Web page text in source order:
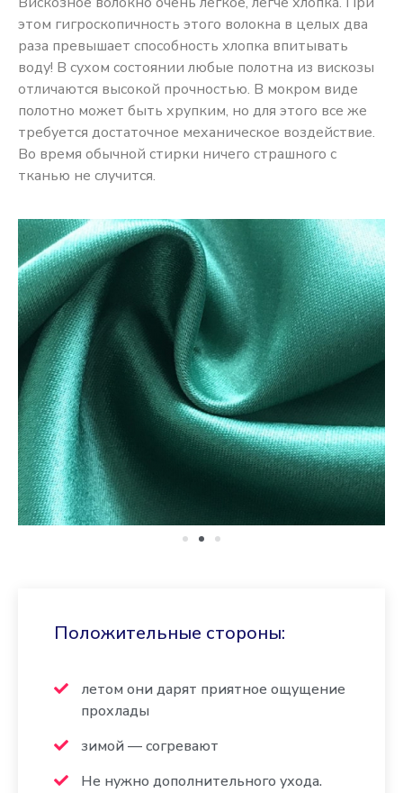
этом гигроскопичность этого волокна в целых два
раза превышает способность хлопка впитывать
воду! В сухом состоянии любые полотна из вискозы
отличаются высокой прочностью. В мокром виде
полотно может быть хрупким, но для этого все же
требуется достаточное механическое воздействие.
Во время обычной стирки ничего страшного с
тканью не случится.
Положительные стороны:
летом они дарят приятное ощущение
прохлады
зимой — согревают
Не нужно дополнительного ухода.